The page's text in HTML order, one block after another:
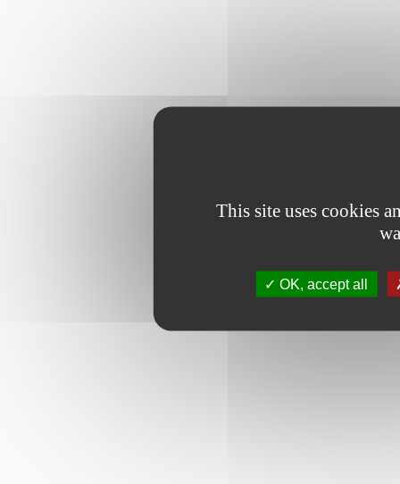
This site uses cookies
OK, accept all